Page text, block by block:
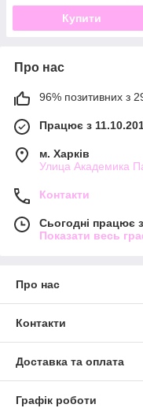
Купити
Про нас
96% позитивних з
Працює з
м. Харків
Улица Академика
Контакти
Сьогодні працює
Показати весь
Про нас
Контакти
Доставка та оплата
Графік роботи